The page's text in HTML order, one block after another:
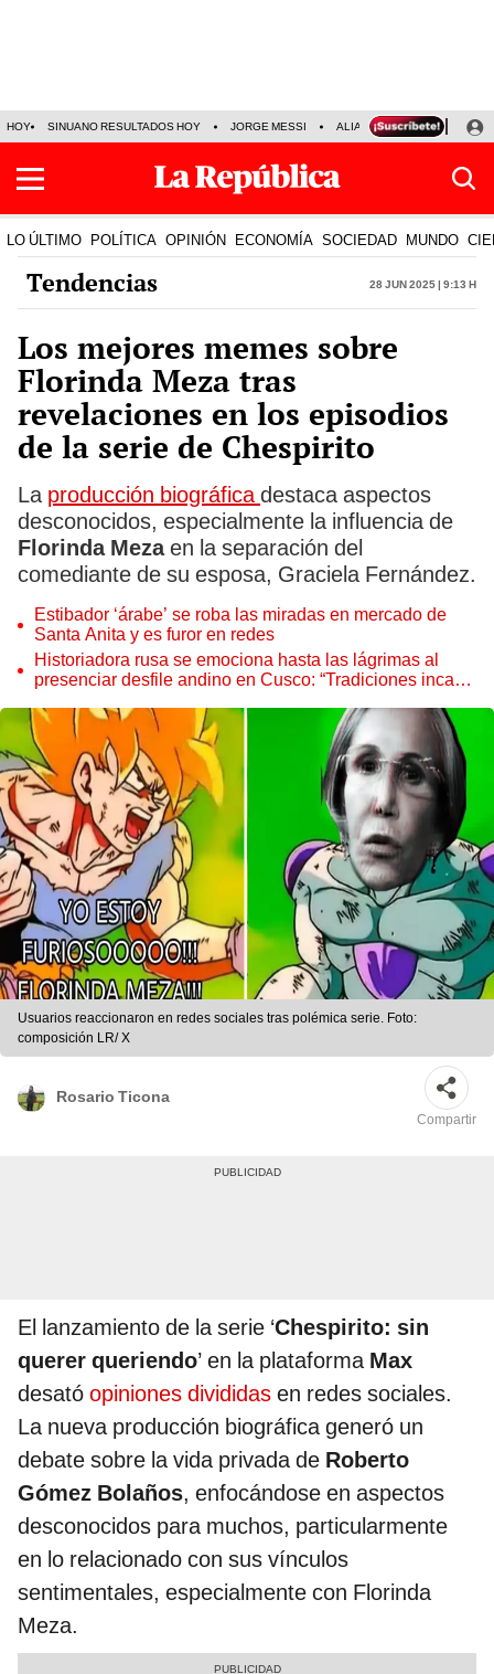
HOY SINUANO RESULTADOS HOY JORGE MESSI ALIANZA LIMA VS SPORT
LO ÚLTIMO POLÍTICA OPINIÓN ECONOMÍA SOCIEDAD MUNDO
Tendencias 28 Jun 2025 | 9:13 h
Los mejores memes sobre
Florinda Meza tras
revelaciones en los episodios
de la serie de Chespirito
La producción biográficadestaca aspectos
desconocidos, especialmente la influencia de
Florinda Mezaen la separación del
comediante de su esposa, Graciela Fernández.
Estibador ‘árabe’ se roba las miradas en mercado de
Santa Anita y es furor en redes
Historiadora rusa se emociona hasta las lágrimas al
presenciar desfile andino en Cusco: “Tradiciones incas
Usuarios reaccionaron en redes sociales tras polémica serie. Foto:
composición LR/ X
Rosario Ticona
Compartir
El lanzamiento de la serie ‘Chespirito: sin
querer queriendo’ en la plataforma Max
desató opiniones divididas en redes sociales.
La nueva producción biográfica generó un
debate sobre la vida privada de Roberto
Gómez Bolaños, enfocándose en aspectos
desconocidos para muchos, particularmente
en lo relacionado con sus vínculos
sentimentales, especialmente con Florinda
Meza.